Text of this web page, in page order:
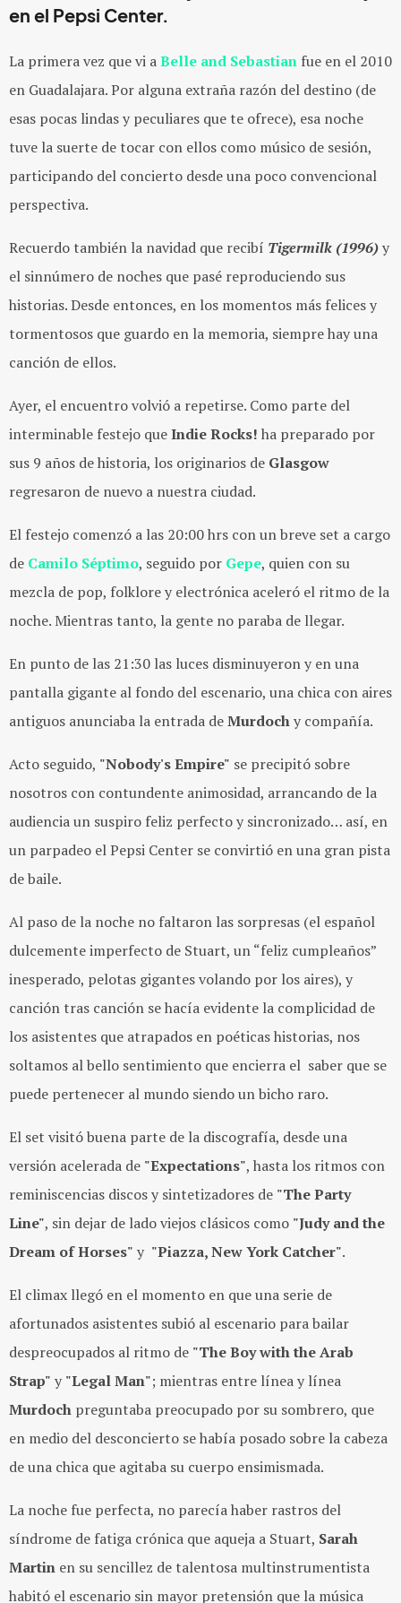
en el Pepsi Center.
La primera vez que vi aBelle and Sebastian fue en el 2010
en Guadalajara. Por alguna extraña razón del destino (de
esas pocas lindas y peculiares que te ofrece), esa noche
tuve la suerte de tocar con ellos como músico de sesión,
participando del concierto desde una poco convencional
perspectiva.
Recuerdo también la navidad que recibí Tigermilk (1996)y
el sinnúmero de noches que pasé reproduciendo sus
historias. Desde entonces, en los momentos más felices y
tormentosos que guardo en la memoria, siempre hay una
canción de ellos.
Ayer, el encuentro volvió a repetirse. Como parte del
interminable festejo queIndie Rocks! ha preparado por
sus 9 años de historia, los originarios de Glasgow
regresaron de nuevo a nuestra ciudad.
El festejo comenzó a las 20:00 hrs con un breve set a cargo
de Camilo Séptimo, seguido por Gepe, quien con su
mezcla de pop, folklore y electrónica aceleró el ritmo de la
noche. Mientras tanto, la gente no paraba de llegar.
En punto de las 21:30 las luces disminuyeron y en una
pantalla gigante al fondo del escenario, una chica con aires
antiguos anunciaba la entrada deMurdochy compañía.
Acto seguido, "Nobody's Empire" se precipitó sobre
nosotros con contundente animosidad, arrancando de la
audiencia un suspiro feliz perfecto y sincronizado… así, en
un parpadeo el Pepsi Center se convirtió en una gran pista
de baile.
Al paso de la noche no faltaron las sorpresas (el español
dulcemente imperfecto de Stuart, un “feliz cumpleaños”
inesperado, pelotas gigantes volando por los aires), y
canción tras canción se hacía evidente la complicidad de
los asistentes que atrapados en poéticas historias, nos
soltamos al bello sentimiento que encierra el saber que se
puede pertenecer al mundo siendo un bicho raro.
El set visitó buena parte de la discografía, desde una
versión acelerada de "Expectations", hasta los ritmos con
reminiscencias discos y sintetizadores de "The Party
Line", sin dejar de lado viejos clásicos como "Judy and the
Dream of Horses" y "Piazza, New York Catcher".
El climax llegó en el momento en que una serie de
afortunados asistentes subió al escenario para bailar
despreocupados al ritmo de "The Boy with the Arab
Strap" y "Legal Man"; mientras entre línea y línea
Murdoch preguntaba preocupado por su sombrero, que
en medio del desconcierto se había posado sobre la cabeza
de una chica que agitaba su cuerpo ensimismada.
La noche fue perfecta, no parecía haber rastros del
síndrome de fatiga crónica que aqueja a Stuart, Sarah
Martin en su sencillez de talentosa multinstrumentista
habitó el escenario sin mayor pretensión que la música